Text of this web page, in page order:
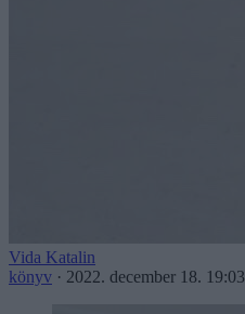
Vida Katalin
könyv · 2022. december 18. 19:03